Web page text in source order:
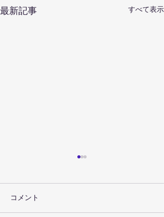
最新記事 すべて表示
コメント